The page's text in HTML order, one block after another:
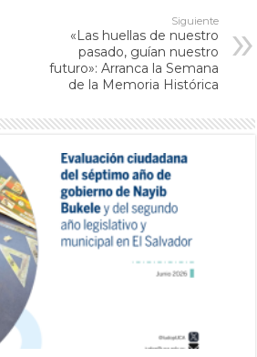
Siguiente
«Las huellas de nuestro
pasado, guían nuestro
futuro»: Arranca la Semana
de la Memoria Histórica